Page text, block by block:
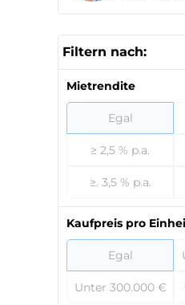
Filtern nach:
Mietrendite
Egal
≥ 2,5 % p.a.
≥. 3,5 % p.a.
Kaufpreis pro
Egal
Unter 300.000 €